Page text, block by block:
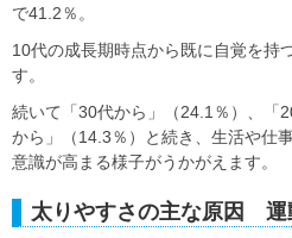
で41.2％。
10代の成長期時点から既に自覚を持
す。
続いて「30代から」（24.1％）、「
から」（14.3％）と続き、生活や仕
意識が高まる様子がうかがえます。
太りやすさの主な原因 運